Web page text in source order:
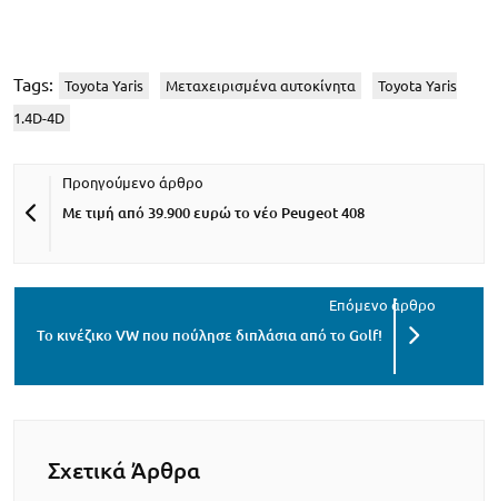
Tags: Toyota Yaris Μεταχειρισμένα αυτοκίνητα Toyota Yaris
1.4D-4D
Με τιμή από 39.900 ευρώ το νέο Peugeot 408
Το κινέζικο VW που πούλησε διπλάσια από το Golf!
Σχετικά Άρθρα